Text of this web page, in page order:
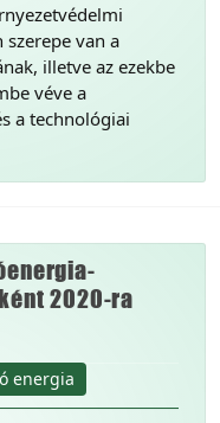
van a
illetve az ezekbe
véve a
a technológiai
2020-ra
energia